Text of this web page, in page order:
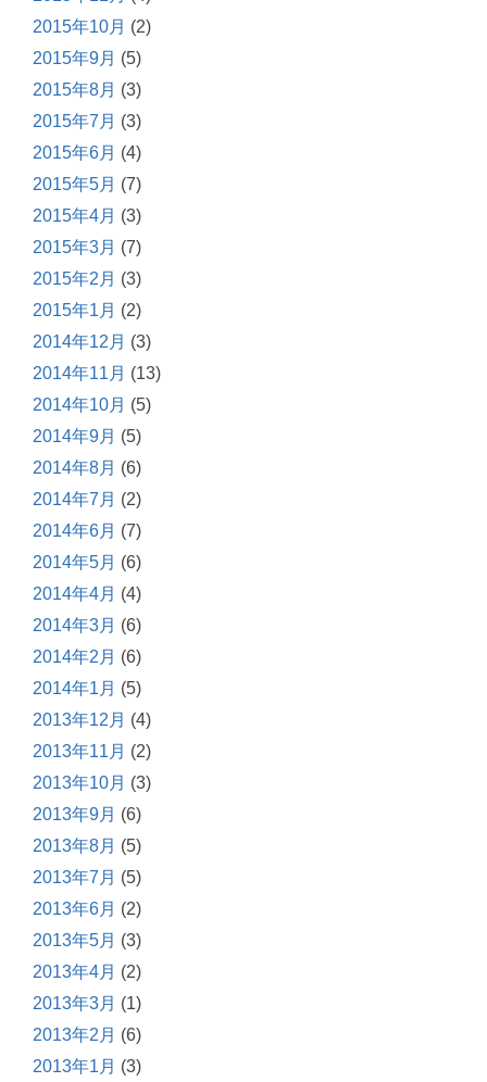
2015年10月 (2)
2015年9月 (5)
2015年8月 (3)
2015年7月 (3)
2015年6月 (4)
2015年5月 (7)
2015年4月 (3)
2015年3月 (7)
2015年2月 (3)
2015年1月 (2)
2014年12月 (3)
2014年11月 (13)
2014年10月 (5)
2014年9月 (5)
2014年8月 (6)
2014年7月 (2)
2014年6月 (7)
2014年5月 (6)
2014年4月 (4)
2014年3月 (6)
2014年2月 (6)
2014年1月 (5)
2013年12月 (4)
2013年11月 (2)
2013年10月 (3)
2013年9月 (6)
2013年8月 (5)
2013年7月 (5)
2013年6月 (2)
2013年5月 (3)
2013年4月 (2)
2013年3月 (1)
2013年2月 (6)
2013年1月 (3)